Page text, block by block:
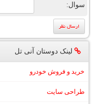
سوال:
لینک دوستان آنی تل
خرید و فروش خودرو
طراحی سایت